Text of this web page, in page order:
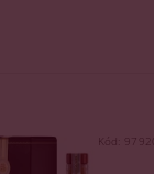
Kód: 97920